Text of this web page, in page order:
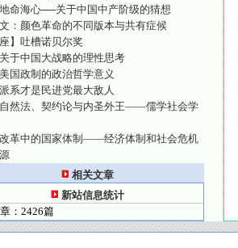
命海心──关于中国中产阶级的猜想
：颜色革命的不同版本与共有症候
座】吐槽诺贝尔奖
于中国大战略的理性思考
国政制的政治哲学意义
系才是民进党最大敌人
然法、契约论与内圣外王——儒学社会学
革中的国家体制——经济体制和社会危机
相关文章
新站信息统计
：2426篇